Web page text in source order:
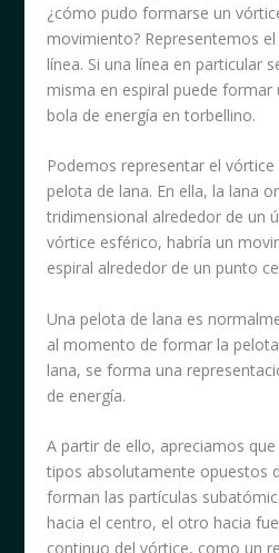
¿cómo pudo formarse un
movimiento? Representemos
línea. Si una línea en particular
misma en espiral puede formar
bola de energía en torbellino.
Podemos representar el
pelota de lana. En ella, la lana
tridimensional alrededor de un
vórtice esférico, habría un
espiral alrededor de un punto
Una pelota de lana es
al momento de formar la
lana, se forma una
de energía.
A partir de ello, apreciamos
tipos absolutamente opuestos
forman las partículas
hacia el centro, el otro hacia
continuo del vórtice, como un